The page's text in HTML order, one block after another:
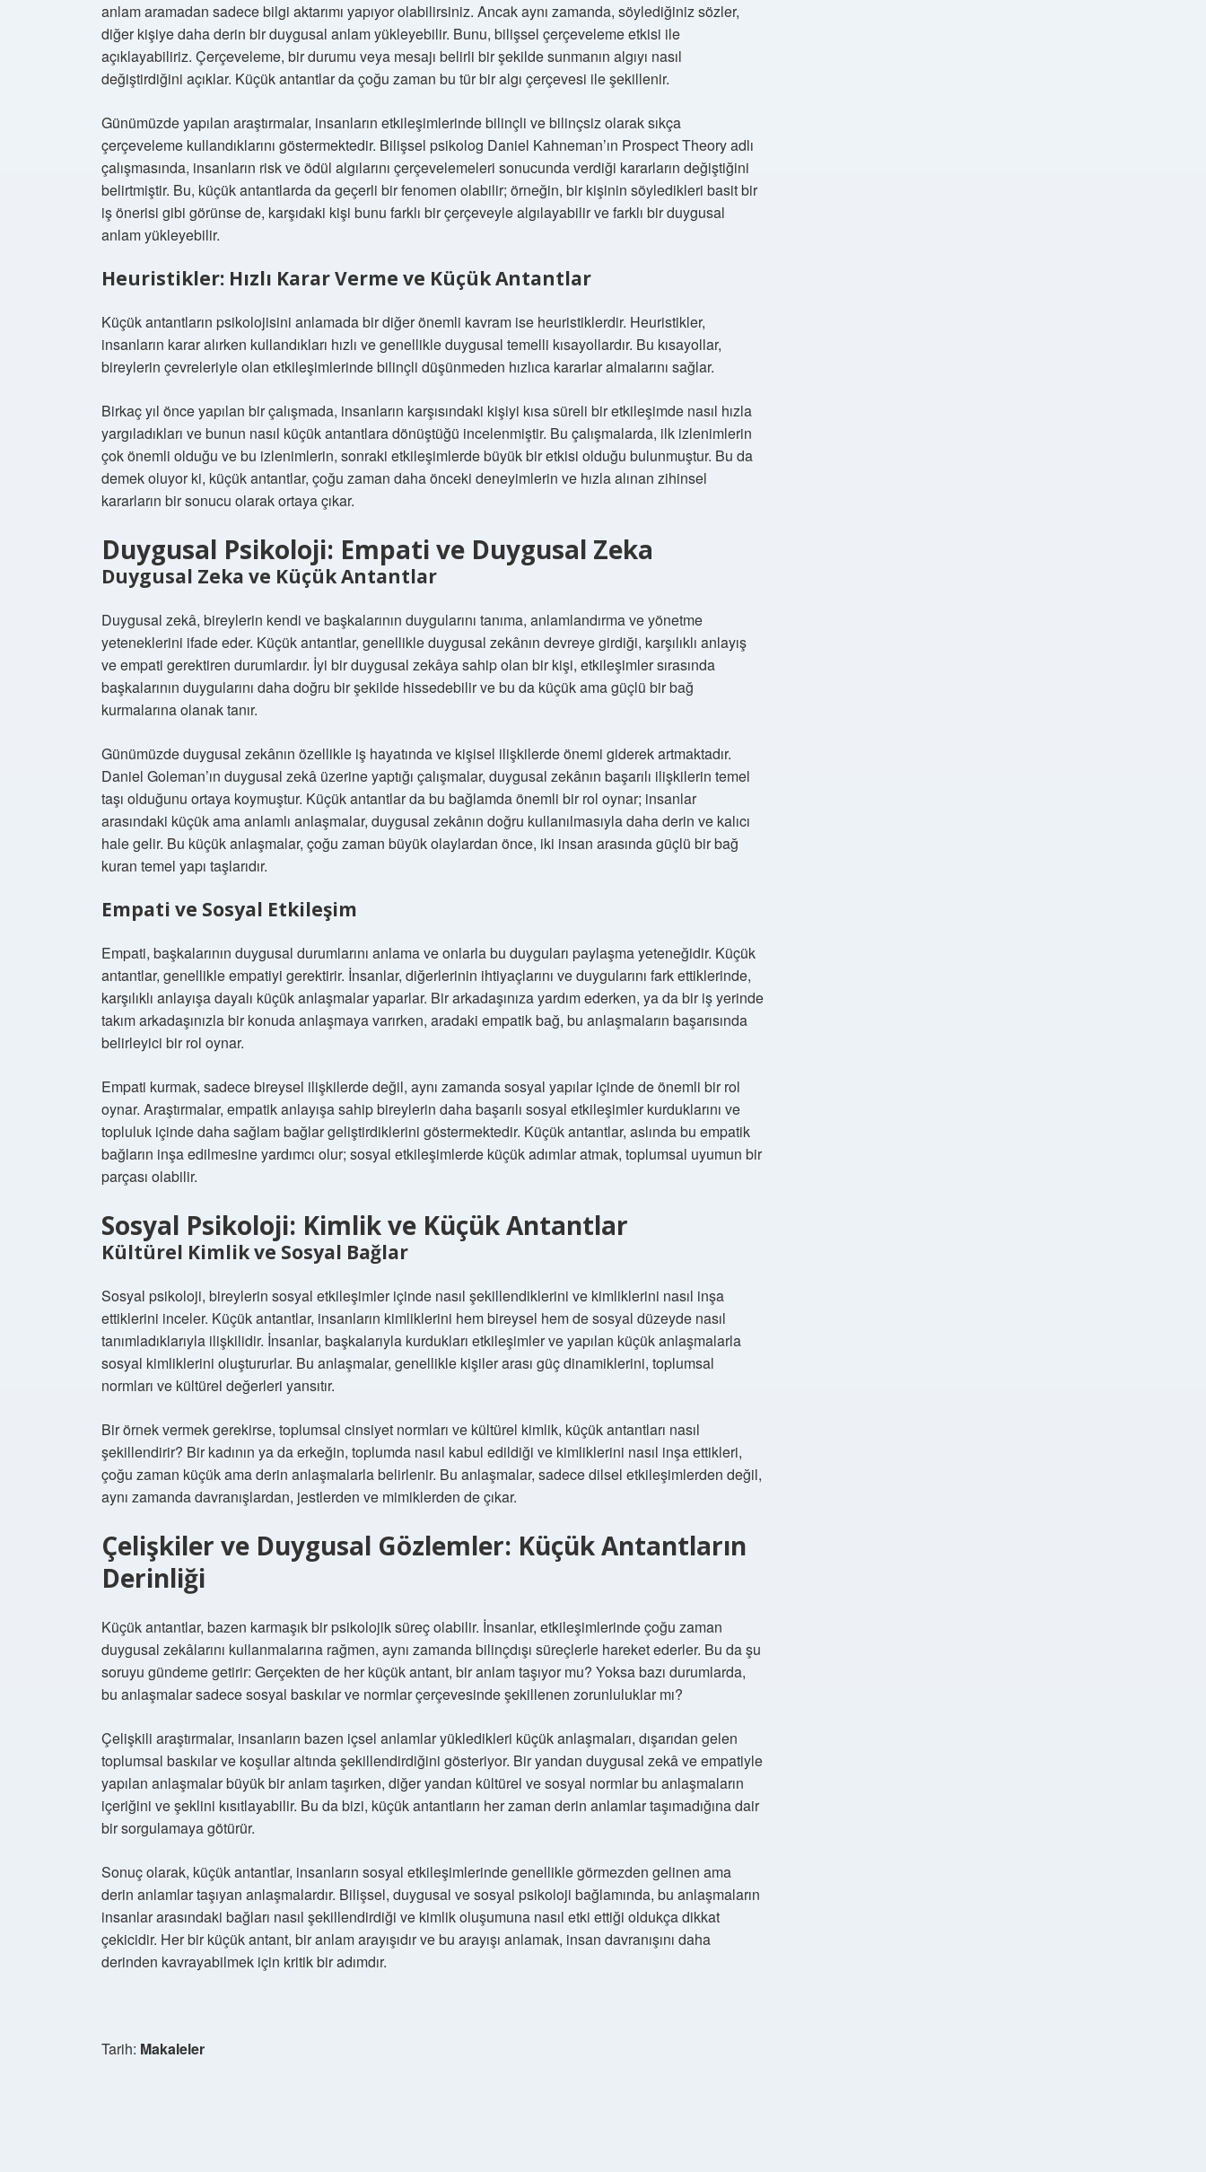
anlam aramadan sadece bilgi aktarımı yapıyor olabilirsiniz. Ancak aynı zamanda, söylediğiniz sözler,
diğer kişiye daha derin bir duygusal anlam yükleyebilir. Bunu, bilişsel çerçeveleme etkisi ile
açıklayabiliriz. Çerçeveleme, bir durumu veya mesajı belirli bir şekilde sunmanın algıyı nasıl
değiştirdiğini açıklar. Küçük antantlar da çoğu zaman bu tür bir algı çerçevesi ile şekillenir.
Günümüzde yapılan araştırmalar, insanların etkileşimlerinde bilinçli ve bilinçsiz olarak sıkça
çerçeveleme kullandıklarını göstermektedir. Bilişsel psikolog Daniel Kahneman’ın Prospect Theory adlı
çalışmasında, insanların risk ve ödül algılarını çerçevelemeleri sonucunda verdiği kararların değiştiğini
belirtmiştir. Bu, küçük antantlarda da geçerli bir fenomen olabilir; örneğin, bir kişinin söyledikleri basit bir
iş önerisi gibi görünse de, karşıdaki kişi bunu farklı bir çerçeveyle algılayabilir ve farklı bir duygusal
anlam yükleyebilir.
Heuristikler: Hızlı Karar Verme ve Küçük Antantlar
Küçük antantların psikolojisini anlamada bir diğer önemli kavram ise heuristiklerdir. Heuristikler,
insanların karar alırken kullandıkları hızlı ve genellikle duygusal temelli kısayollardır. Bu kısayollar,
bireylerin çevreleriyle olan etkileşimlerinde bilinçli düşünmeden hızlıca kararlar almalarını sağlar.
Birkaç yıl önce yapılan bir çalışmada, insanların karşısındaki kişiyi kısa süreli bir etkileşimde nasıl hızla
yargıladıkları ve bunun nasıl küçük antantlara dönüştüğü incelenmiştir. Bu çalışmalarda, ilk izlenimlerin
çok önemli olduğu ve bu izlenimlerin, sonraki etkileşimlerde büyük bir etkisi olduğu bulunmuştur. Bu da
demek oluyor ki, küçük antantlar, çoğu zaman daha önceki deneyimlerin ve hızla alınan zihinsel
kararların bir sonucu olarak ortaya çıkar.
Duygusal Psikoloji: Empati ve Duygusal Zeka
Duygusal Zeka ve Küçük Antantlar
Duygusal zekâ, bireylerin kendi ve başkalarının duygularını tanıma, anlamlandırma ve yönetme
yeteneklerini ifade eder. Küçük antantlar, genellikle duygusal zekânın devreye girdiği, karşılıklı anlayış
ve empati gerektiren durumlardır. İyi bir duygusal zekâya sahip olan bir kişi, etkileşimler sırasında
başkalarının duygularını daha doğru bir şekilde hissedebilir ve bu da küçük ama güçlü bir bağ
kurmalarına olanak tanır.
Günümüzde duygusal zekânın özellikle iş hayatında ve kişisel ilişkilerde önemi giderek artmaktadır.
Daniel Goleman’ın duygusal zekâ üzerine yaptığı çalışmalar, duygusal zekânın başarılı ilişkilerin temel
taşı olduğunu ortaya koymuştur. Küçük antantlar da bu bağlamda önemli bir rol oynar; insanlar
arasındaki küçük ama anlamlı anlaşmalar, duygusal zekânın doğru kullanılmasıyla daha derin ve kalıcı
hale gelir. Bu küçük anlaşmalar, çoğu zaman büyük olaylardan önce, iki insan arasında güçlü bir bağ
kuran temel yapı taşlarıdır.
Empati ve Sosyal Etkileşim
Empati, başkalarının duygusal durumlarını anlama ve onlarla bu duyguları paylaşma yeteneğidir. Küçük
antantlar, genellikle empatiyi gerektirir. İnsanlar, diğerlerinin ihtiyaçlarını ve duygularını fark ettiklerinde,
karşılıklı anlayışa dayalı küçük anlaşmalar yaparlar. Bir arkadaşınıza yardım ederken, ya da bir iş yerinde
takım arkadaşınızla bir konuda anlaşmaya varırken, aradaki empatik bağ, bu anlaşmaların başarısında
belirleyici bir rol oynar.
Empati kurmak, sadece bireysel ilişkilerde değil, aynı zamanda sosyal yapılar içinde de önemli bir rol
oynar. Araştırmalar, empatik anlayışa sahip bireylerin daha başarılı sosyal etkileşimler kurduklarını ve
topluluk içinde daha sağlam bağlar geliştirdiklerini göstermektedir. Küçük antantlar, aslında bu empatik
bağların inşa edilmesine yardımcı olur; sosyal etkileşimlerde küçük adımlar atmak, toplumsal uyumun bir
parçası olabilir.
Sosyal Psikoloji: Kimlik ve Küçük Antantlar
Kültürel Kimlik ve Sosyal Bağlar
Sosyal psikoloji, bireylerin sosyal etkileşimler içinde nasıl şekillendiklerini ve kimliklerini nasıl inşa
ettiklerini inceler. Küçük antantlar, insanların kimliklerini hem bireysel hem de sosyal düzeyde nasıl
tanımladıklarıyla ilişkilidir. İnsanlar, başkalarıyla kurdukları etkileşimler ve yapılan küçük anlaşmalarla
sosyal kimliklerini oluştururlar. Bu anlaşmalar, genellikle kişiler arası güç dinamiklerini, toplumsal
normları ve kültürel değerleri yansıtır.
Bir örnek vermek gerekirse, toplumsal cinsiyet normları ve kültürel kimlik, küçük antantları nasıl
şekillendirir? Bir kadının ya da erkeğin, toplumda nasıl kabul edildiği ve kimliklerini nasıl inşa ettikleri,
çoğu zaman küçük ama derin anlaşmalarla belirlenir. Bu anlaşmalar, sadece dilsel etkileşimlerden değil,
aynı zamanda davranışlardan, jestlerden ve mimiklerden de çıkar.
Çelişkiler ve Duygusal Gözlemler: Küçük Antantların
Derinliği
Küçük antantlar, bazen karmaşık bir psikolojik süreç olabilir. İnsanlar, etkileşimlerinde çoğu zaman
duygusal zekâlarını kullanmalarına rağmen, aynı zamanda bilinçdışı süreçlerle hareket ederler. Bu da şu
soruyu gündeme getirir: Gerçekten de her küçük antant, bir anlam taşıyor mu? Yoksa bazı durumlarda,
bu anlaşmalar sadece sosyal baskılar ve normlar çerçevesinde şekillenen zorunluluklar mı?
Çelişkili araştırmalar, insanların bazen içsel anlamlar yükledikleri küçük anlaşmaları, dışarıdan gelen
toplumsal baskılar ve koşullar altında şekillendirdiğini gösteriyor. Bir yandan duygusal zekâ ve empatiyle
yapılan anlaşmalar büyük bir anlam taşırken, diğer yandan kültürel ve sosyal normlar bu anlaşmaların
içeriğini ve şeklini kısıtlayabilir. Bu da bizi, küçük antantların her zaman derin anlamlar taşımadığına dair
bir sorgulamaya götürür.
Sonuç olarak, küçük antantlar, insanların sosyal etkileşimlerinde genellikle görmezden gelinen ama
derin anlamlar taşıyan anlaşmalardır. Bilişsel, duygusal ve sosyal psikoloji bağlamında, bu anlaşmaların
insanlar arasındaki bağları nasıl şekillendirdiği ve kimlik oluşumuna nasıl etki ettiği oldukça dikkat
çekicidir. Her bir küçük antant, bir anlam arayışıdır ve bu arayışı anlamak, insan davranışını daha
derinden kavrayabilmek için kritik bir adımdır.
Tarih: Makaleler